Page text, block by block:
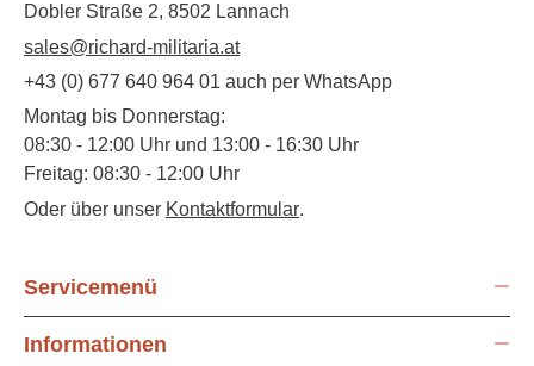
Dobler Straße 2, 8502 Lannach
sales@richard-militaria.at
+43 (0) 677 640 964 01 auch per WhatsApp
Montag bis Donnerstag:
08:30 - 12:00 Uhr und 13:00 - 16:30 Uhr
Freitag: 08:30 - 12:00 Uhr
Oder über unser Kontaktformular.
Servicemenü
Informationen